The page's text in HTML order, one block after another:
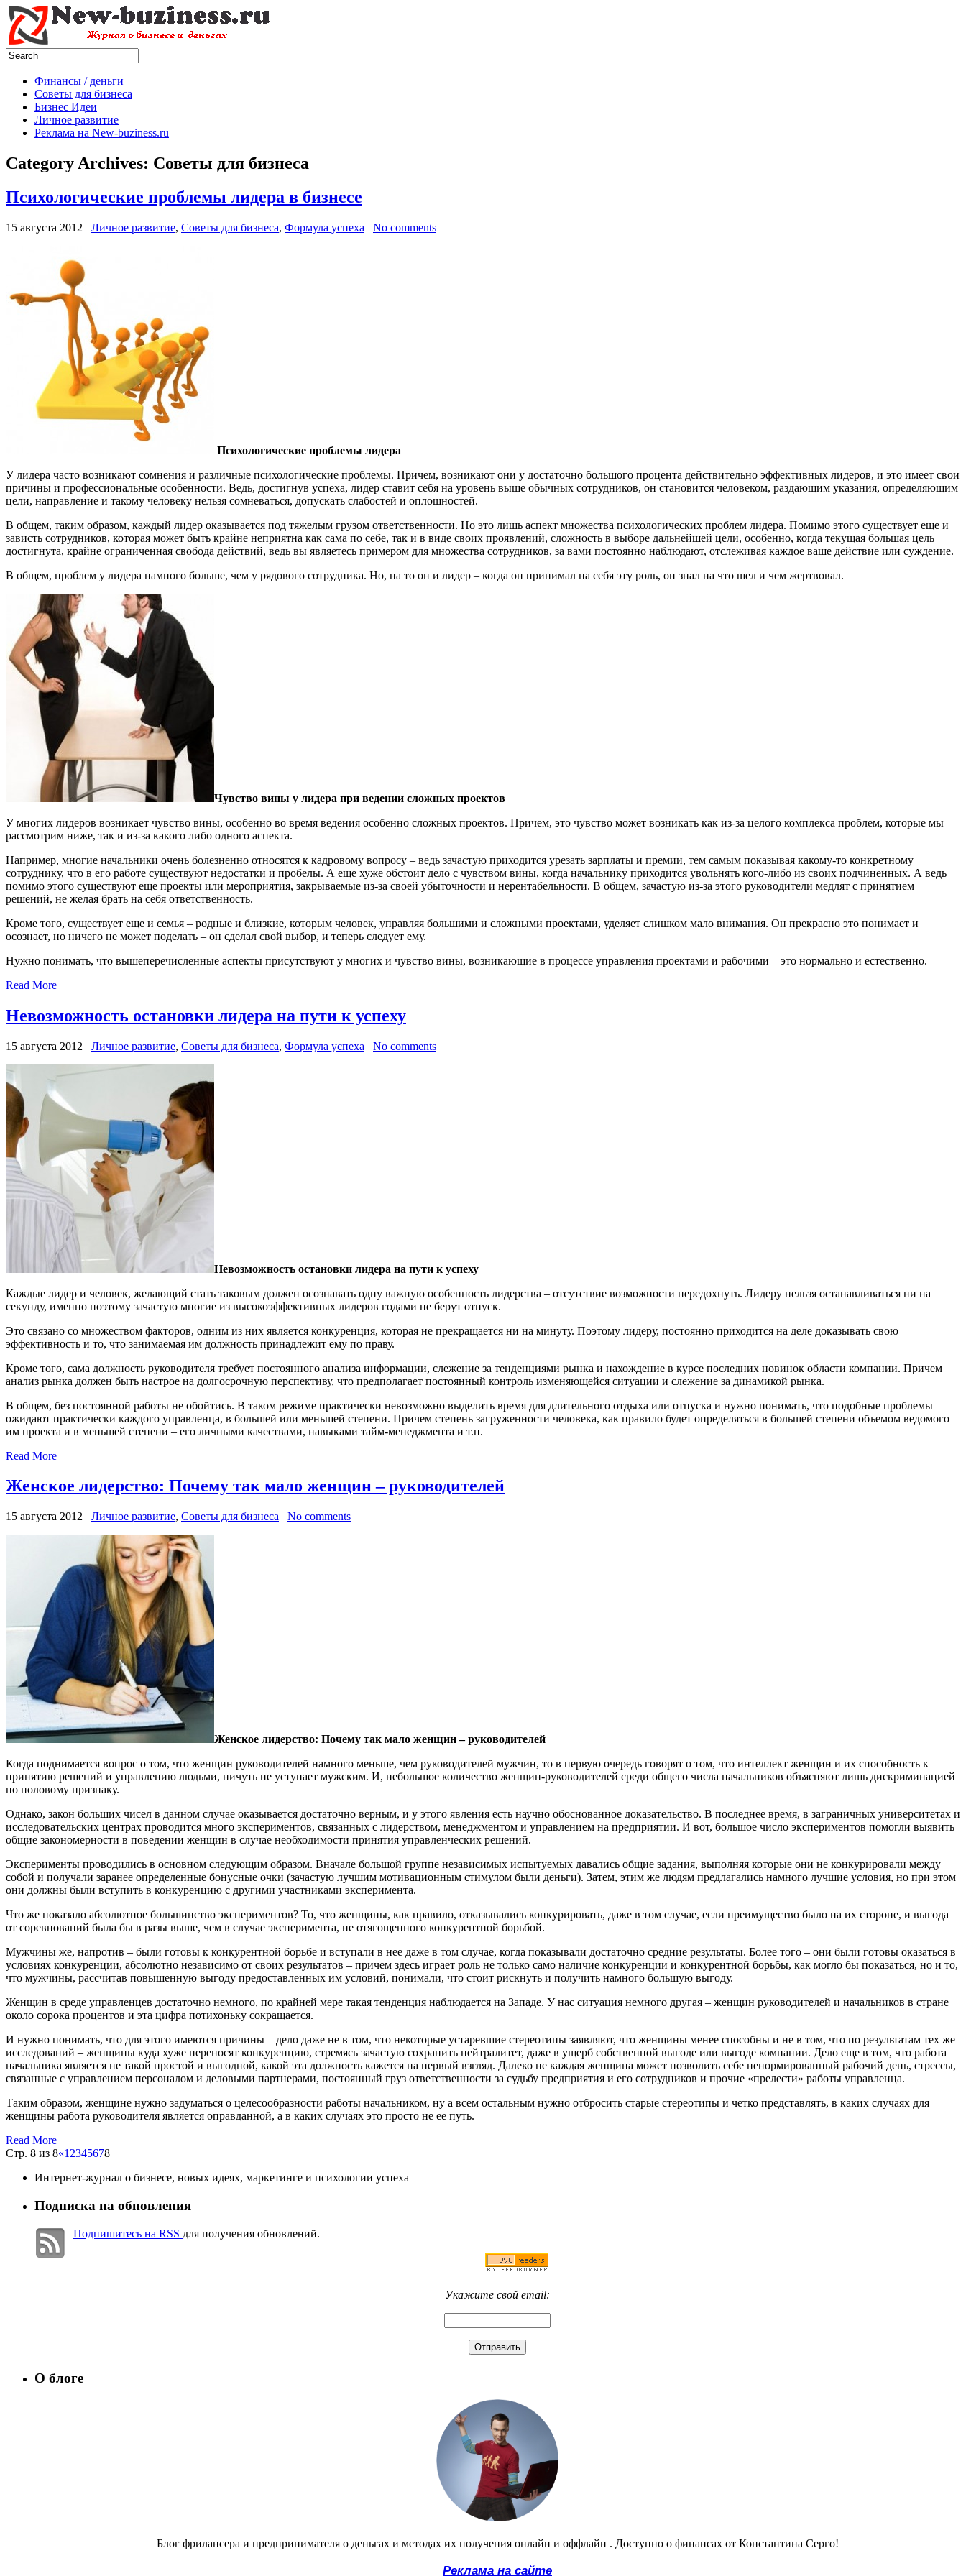
Финансы / деньги
Советы для бизнеса
Бизнес Идеи
Личное развитие
Реклама на New-buziness.ru
Category Archives: Советы для бизнеса
Психологические проблемы лидера в бизнесе
15 августа 2012 Личное развитие, Советы для бизнеса, Формула успеха No comments
Психологические проблемы лидера
У лидера часто возникают сомнения и различные психологические проблемы. Причем, возникают они у достаточно большого процента действительно эффективных лидеров, и это имеет свои
причины и профессиональные особенности. Ведь, достигнув успеха, лидер ставит себя на уровень выше обычных сотрудников, он становится человеком, раздающим указания, определяющим
цели, направление и такому человеку нельзя сомневаться, допускать слабостей и оплошностей.
В общем, таким образом, каждый лидер оказывается под тяжелым грузом ответственности. Но это лишь аспект множества психологических проблем лидера. Помимо этого существует еще и
зависть сотрудников, которая может быть крайне неприятна как сама по себе, так и в виде своих проявлений, сложность в выборе дальнейшей цели, особенно, когда текущая большая цель
достигнута, крайне ограниченная свобода действий, ведь вы являетесь примером для множества сотрудников, за вами постоянно наблюдают, отслеживая каждое ваше действие или суждение.
В общем, проблем у лидера намного больше, чем у рядового сотрудника. Но, на то он и лидер – когда он принимал на себя эту роль, он знал на что шел и чем жертвовал.
Чувство вины у лидера при ведении сложных проектов
У многих лидеров возникает чувство вины, особенно во время ведения особенно сложных проектов. Причем, это чувство может возникать как из-за целого комплекса проблем, которые мы
рассмотрим ниже, так и из-за какого либо одного аспекта.
Например, многие начальники очень болезненно относятся к кадровому вопросу – ведь зачастую приходится урезать зарплаты и премии, тем самым показывая какому-то конкретному
сотруднику, что в его работе существуют недостатки и пробелы. А еще хуже обстоит дело с чувством вины, когда начальнику приходится увольнять кого-либо из своих подчиненных. А ведь
помимо этого существуют еще проекты или мероприятия, закрываемые из-за своей убыточности и нерентабельности. В общем, зачастую из-за этого руководители медлят с принятием
решений, не желая брать на себя ответственность.
Кроме того, существует еще и семья – родные и близкие, которым человек, управляя большими и сложными проектами, уделяет слишком мало внимания. Он прекрасно это понимает и
осознает, но ничего не может поделать – он сделал свой выбор, и теперь следует ему.
Нужно понимать, что вышеперечисленные аспекты присутствуют у многих и чувство вины, возникающие в процессе управления проектами и рабочими – это нормально и естественно.
Read More
Невозможность остановки лидера на пути к успеху
15 августа 2012 Личное развитие, Советы для бизнеса, Формула успеха No comments
Невозможность остановки лидера на пути к успеху
Каждые лидер и человек, желающий стать таковым должен осознавать одну важную особенность лидерства – отсутствие возможности передохнуть. Лидеру нельзя останавливаться ни на
секунду, именно поэтому зачастую многие из высокоэффективных лидеров годами не берут отпуск.
Это связано со множеством факторов, одним из них является конкуренция, которая не прекращается ни на минуту. Поэтому лидеру, постоянно приходится на деле доказывать свою
эффективность и то, что занимаемая им должность принадлежит ему по праву.
Кроме того, сама должность руководителя требует постоянного анализа информации, слежение за тенденциями рынка и нахождение в курсе последних новинок области компании. Причем
анализ рынка должен быть настрое на долгосрочную перспективу, что предполагает постоянный контроль изменяющейся ситуации и слежение за динамикой рынка.
В общем, без постоянной работы не обойтись. В таком режиме практически невозможно выделить время для длительного отдыха или отпуска и нужно понимать, что подобные проблемы
ожидают практически каждого управленца, в большей или меньшей степени. Причем степень загруженности человека, как правило будет определяться в большей степени объемом ведомого
им проекта и в меньшей степени – его личными качествами, навыками тайм-менеджмента и т.п.
Read More
Женское лидерство: Почему так мало женщин – руководителей
15 августа 2012 Личное развитие, Советы для бизнеса No comments
Женское лидерство: Почему так мало женщин – руководителей
Когда поднимается вопрос о том, что женщин руководителей намного меньше, чем руководителей мужчин, то в первую очередь говорят о том, что интеллект женщин и их способность к
принятию решений и управлению людьми, ничуть не уступает мужским. И, небольшое количество женщин-руководителей среди общего числа начальников объясняют лишь дискриминацией
по половому признаку.
Однако, закон больших чисел в данном случае оказывается достаточно верным, и у этого явления есть научно обоснованное доказательство. В последнее время, в заграничных университетах и
исследовательских центрах проводится много экспериментов, связанных с лидерством, менеджментом и управлением на предприятии. И вот, большое число экспериментов помогли выявить
общие закономерности в поведении женщин в случае необходимости принятия управленческих решений.
Эксперименты проводились в основном следующим образом. Вначале большой группе независимых испытуемых давались общие задания, выполняя которые они не конкурировали между
собой и получали заранее определенные бонусные очки (зачастую лучшим мотивационным стимулом были деньги). Затем, этим же людям предлагались намного лучшие условия, но при этом
они должны были вступить в конкуренцию с другими участниками эксперимента.
Что же показало абсолютное большинство экспериментов? То, что женщины, как правило, отказывались конкурировать, даже в том случае, если преимущество было на их стороне, и выгода
от соревнований была бы в разы выше, чем в случае эксперимента, не отягощенного конкурентной борьбой.
Мужчины же, напротив – были готовы к конкурентной борьбе и вступали в нее даже в том случае, когда показывали достаточно средние результаты. Более того – они были готовы оказаться в
условиях конкуренции, абсолютно независимо от своих результатов – причем здесь играет роль не только само наличие конкуренции и конкурентной борьбы, как могло бы показаться, но и то,
что мужчины, рассчитав повышенную выгоду предоставленных им условий, понимали, что стоит рискнуть и получить намного большую выгоду.
Женщин в среде управленцев достаточно немного, по крайней мере такая тенденция наблюдается на Западе. У нас ситуация немного другая – женщин руководителей и начальников в стране
около сорока процентов и эта цифра потихоньку сокращается.
И нужно понимать, что для этого имеются причины – дело даже не в том, что некоторые устаревшие стереотипы заявляют, что женщины менее способны и не в том, что по результатам тех же
исследований – женщины куда хуже переносят конкуренцию, стремясь зачастую сохранить нейтралитет, даже в ущерб собственной выгоде или выгоде компании. Дело еще в том, что работа
начальника является не такой простой и выгодной, какой эта должность кажется на первый взгляд. Далеко не каждая женщина может позволить себе ненормированный рабочий день, стрессы,
связанные с управлением персоналом и деловыми партнерами, постоянный груз ответственности за судьбу предприятия и его сотрудников и прочие «прелести» работы управленца.
Таким образом, женщине нужно задуматься о целесообразности работы начальником, ну а всем остальным нужно отбросить старые стереотипы и четко представлять, в каких случаях для
женщины работа руководителя является оправданной, а в каких случаях это просто не ее путь.
Read More
Стр. 8 из 8«1 2345678
Интернет-журнал о бизнесе, новых идеях, маркетинге и психологии успеха
Подписка на обновления
Подпишитесь на RSS для получения обновлений.
Укажите свой email:
О блоге
Блог фрилансера и предпринимателя о деньгах и методах их получения онлайн и оффлайн . Доступно о финансах от Константина Серго!
Реклама на сайте